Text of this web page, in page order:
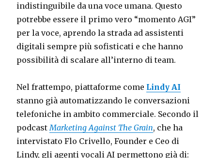
indistinguibile da una voce umana. Questo
potrebbe essere il primo vero “momento AGI”
per la voce, aprendo la strada ad assistenti
digitali sempre più sofisticati e che hanno
possibilità di scalare all’interno di team.
Nel frattempo, piattaforme come Lindy AI
stanno già automatizzando le conversazioni
telefoniche in ambito commerciale. Secondo il
podcast Marketing Against The Grain, che ha
intervistato Flo Crivello, Founder e Ceo di
Lindy, gli agenti vocali AI permettono già di: